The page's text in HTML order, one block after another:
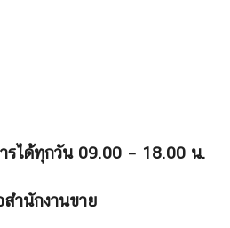
รได้ทุกวัน 09.00 – 18.00 น.
ำนักงานขาย